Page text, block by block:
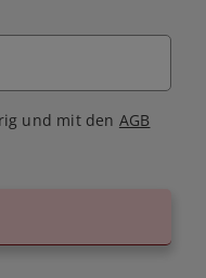
und mit den AGB